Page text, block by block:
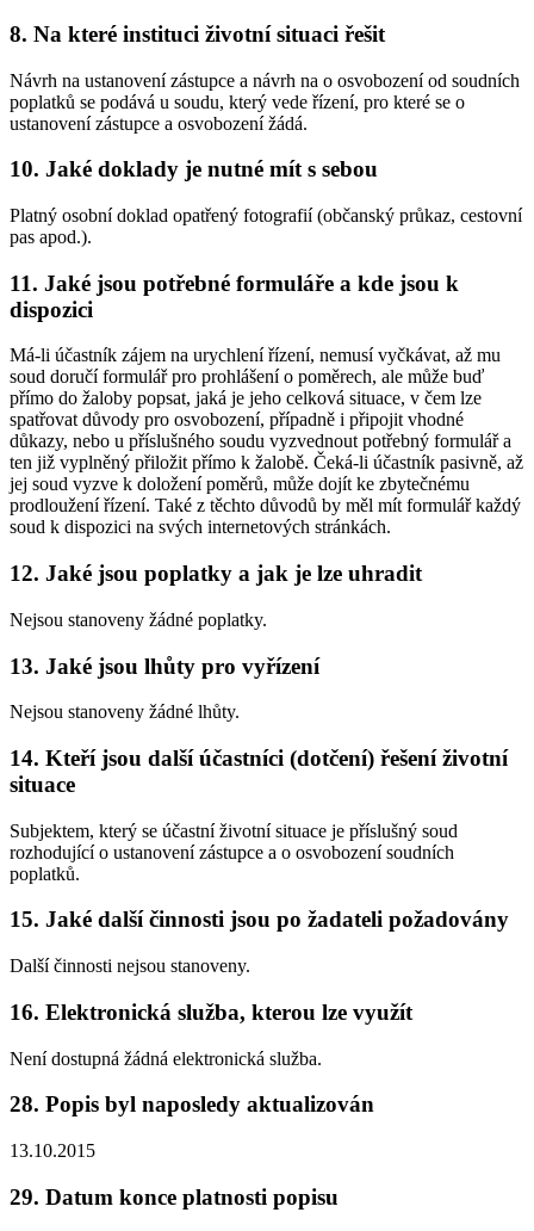
8. Na které instituci životní situaci řešit
Návrh na ustanovení zástupce a návrh na o osvobození od soudních
poplatků se podává u soudu, který vede řízení, pro které se o
ustanovení zástupce a osvobození žádá.
10. Jaké doklady je nutné mít s sebou
Platný osobní doklad opatřený fotografií (občanský průkaz, cestovní
pas apod.).
11. Jaké jsou potřebné formuláře a kde jsou k
dispozici
Má-li účastník zájem na urychlení řízení, nemusí vyčkávat, až mu
soud doručí formulář pro prohlášení o poměrech, ale může buď
přímo do žaloby popsat, jaká je jeho celková situace, v čem lze
spatřovat důvody pro osvobození, případně i připojit vhodné
důkazy, nebo u příslušného soudu vyzvednout potřebný formulář a
ten již vyplněný přiložit přímo k žalobě. Čeká-li účastník pasivně, až
jej soud vyzve k doložení poměrů, může dojít ke zbytečnému
prodloužení řízení. Také z těchto důvodů by měl mít formulář každý
soud k dispozici na svých internetových stránkách.
12. Jaké jsou poplatky a jak je lze uhradit
Nejsou stanoveny žádné poplatky.
13. Jaké jsou lhůty pro vyřízení
Nejsou stanoveny žádné lhůty.
14. Kteří jsou další účastníci (dotčení) řešení životní
situace
Subjektem, který se účastní životní situace je příslušný soud
rozhodující o ustanovení zástupce a o osvobození soudních
poplatků.
15. Jaké další činnosti jsou po žadateli požadovány
Další činnosti nejsou stanoveny.
16. Elektronická služba, kterou lze využít
Není dostupná žádná elektronická služba.
28. Popis byl naposledy aktualizován
13.10.2015
29. Datum konce platnosti popisu